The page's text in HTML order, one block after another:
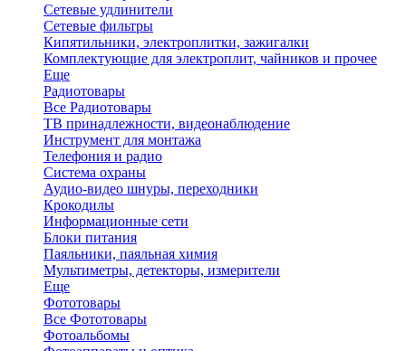
Сетевые удлинители
Сетевые фильтры
Кипятильники, электроплитки, зажигалки
Комплектующие для электроплит, чайников и прочее
Еще
Радиотовары
Все Радиотовары
ТВ принадлежности, видеонаблюдение
Инструмент для монтажа
Телефония и радио
Система охраны
Аудио-видео шнуры, переходники
Крокодилы
Информационные сети
Блоки питания
Паяльники, паяльная химия
Мультиметры, детекторы, измерители
Еще
Фототовары
Все Фототовары
Фотоальбомы